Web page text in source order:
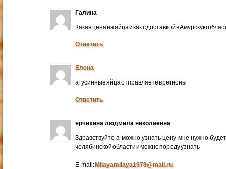
Галина
Какая цена на яйца и как с доставкой в Амурскую
Ответить
Елена
а гусинные яйца отправляете в регионы
Ответить
ярчихина людмила николаевна
Здравствуйте а можно узнать цену мне нужно
челябинской области и можно породу узнать
E-mail:Milayamilaya1978@mail.ru